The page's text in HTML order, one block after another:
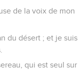
de la voix de mon
du désert ; et je suis
qui est seul sur